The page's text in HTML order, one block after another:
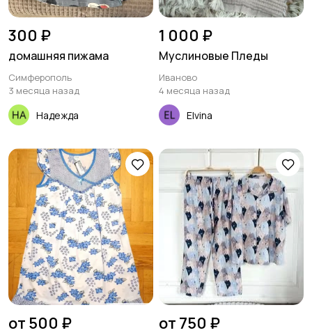
300 ₽
домашняя пижама
Симферополь
3 месяца назад
Надежда
1 000 ₽
Муслиновые Пледы
Иваново
4 месяца назад
Elvina
от 500 ₽ от 750 ₽